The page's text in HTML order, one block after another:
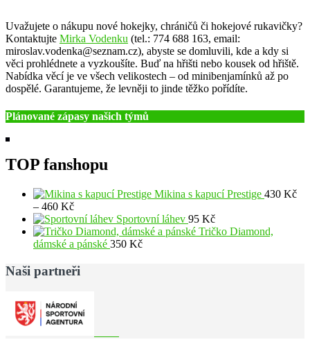
Uvažujete o nákupu nové hokejky, chráničů či hokejové rukavičky?
Kontaktujte Mirka Vodenku (tel.: 774 688 163, email:
miroslav.vodenka@seznam.cz), abyste se domluvili, kde a kdy si
věci prohlédnete a vyzkoušíte. Buď na hřišti nebo kousek od hřiště.
Nabídka věcí je ve všech velikostech – od minibenjamínků až po
dospělé. Garantujeme, že levněji to jinde těžko pořídíte.
Plánované zápasy našich týmů
TOP fanshopu
Mikina s kapucí Prestige 430 Kč
– 460 KčRozpětí
cen:
430 Kč
až
Sportovní láhev 95 Kč
Tričko Diamond,
dámské a pánské 350 Kč
Naši partneři